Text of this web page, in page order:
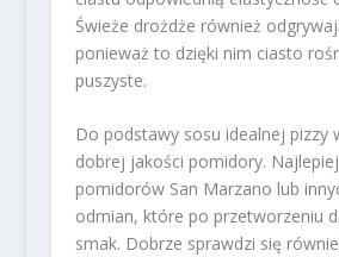
Świeże drożdże również
ponieważ to dzięki nim ciasto
puszyste.
Do podstawy sosu idealnej pizzy
dobrej jakości pomidory.
pomidorów San Marzano lub
odmian, które po przetworzeniu
smak. Dobrze sprawdzi się